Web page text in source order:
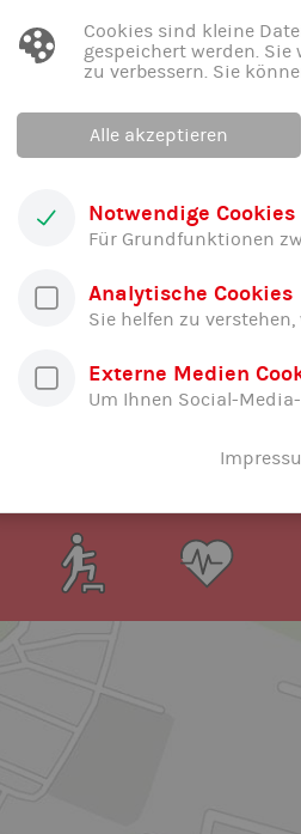
noch ne Headline?
biss endlich wieder fester zu
herankommen und hatte -
der Leitershofener aus
das Spiel für die
nix zu holen für das junge
Spiel der relativ
am kommenden Samstag
die
News der Abteilung ...
Cookies sind kleine
gespeichert werden.
zu verbessern. Sie
Alle akzeptieren
Notwendige Cookies
Für Grundfunktionen
Analytische Cookies
Sie helfen zu
Externe Medien
Um Ihnen Social-